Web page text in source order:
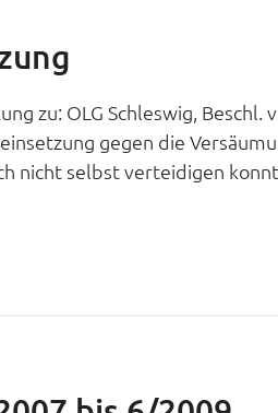
zu: OLG Schleswig, Beschl. v.
gegen die
nicht selbst verteidigen